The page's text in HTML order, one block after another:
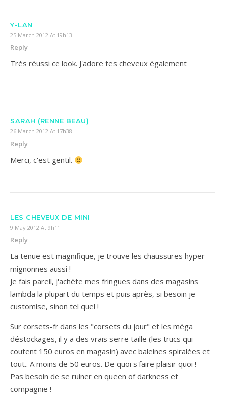
Y-LAN
25 March 2012 At 19h13
Reply
Très réussi ce look. J'adore tes cheveux également
SARAH (RENNE BEAU)
26 March 2012 At 17h38
Reply
Merci, c'est gentil.
LES CHEVEUX DE MINI
9 May 2012 At 9h11
Reply
La tenue est magnifique, je trouve les chaussures hyper
mignonnes aussi !
Je fais pareil, j'achète mes fringues dans des magasins
lambda la plupart du temps et puis après, si besoin je
customise, sinon tel quel !
Sur corsets-fr dans les "corsets du jour" et les méga
déstockages, il y a des vrais serre taille (les trucs qui
coutent 150 euros en magasin) avec baleines spiralées et
tout.. A moins de 50 euros. De quoi s'faire plaisir quoi !
Pas besoin de se ruiner en queen of darkness et
compagnie !